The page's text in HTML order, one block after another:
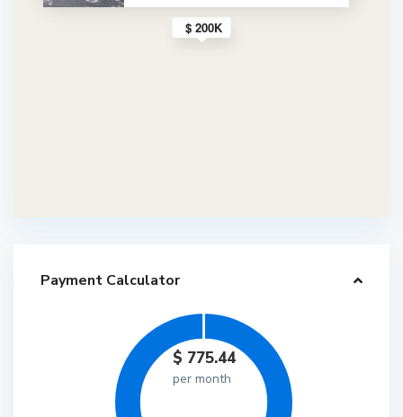
$ 200K
Payment Calculator
$ 775.44
per month